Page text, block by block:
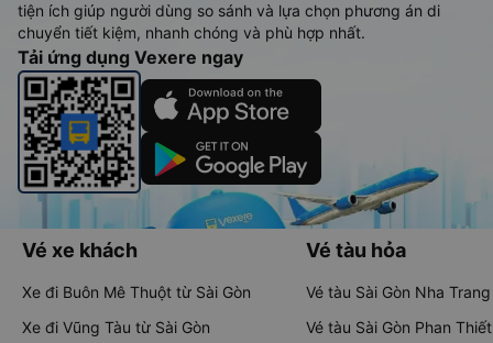
tiện ích giúp người dùng so sánh và lựa chọn phương án di
chuyển tiết kiệm, nhanh chóng và phù hợp nhất.
Tải ứng dụng Vexere ngay
Vé xe khách
Xe đi Buôn Mê Thuột từ Sài Gòn
Xe đi Vũng Tàu từ Sài Gòn
Vé tàu hỏa
Vé tàu Sài Gòn Nha Trang
Vé tàu Sài Gòn Phan Thiết